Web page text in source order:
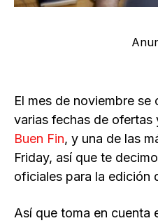
El mes de noviembre
varias fechas de
Buen Fin, y una de las
Friday, así que te
oficiales para la edición
Así que toma en cuenta